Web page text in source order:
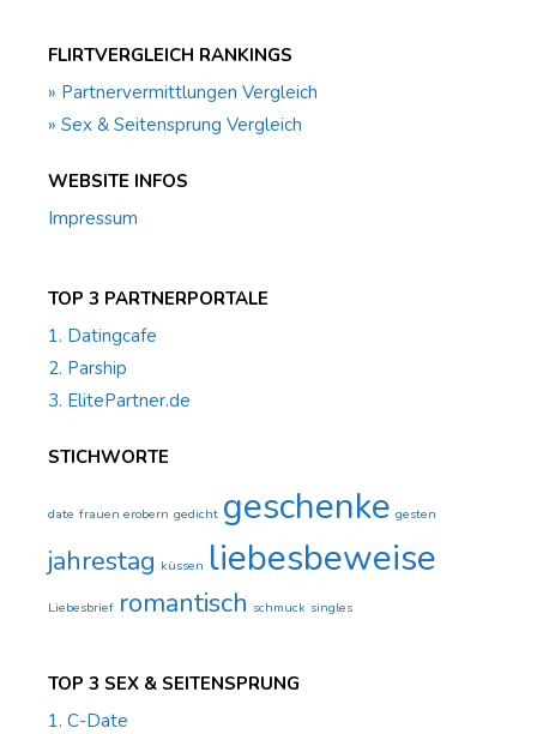
FLIRTVERGLEICH RANKINGS
» Partnervermittlungen Vergleich
» Sex & Seitensprung Vergleich
WEBSITE INFOS
Impressum
TOP 3 PARTNERPORTALE
1. Datingcafe
2. Parship
3. ElitePartner.de
STICHWORTE
date frauen erobern gedicht geschenke gesten
jahrestag küssen liebesbeweise
Liebesbrief romantisch schmuck singles
TOP 3 SEX & SEITENSPRUNG
1. C-Date